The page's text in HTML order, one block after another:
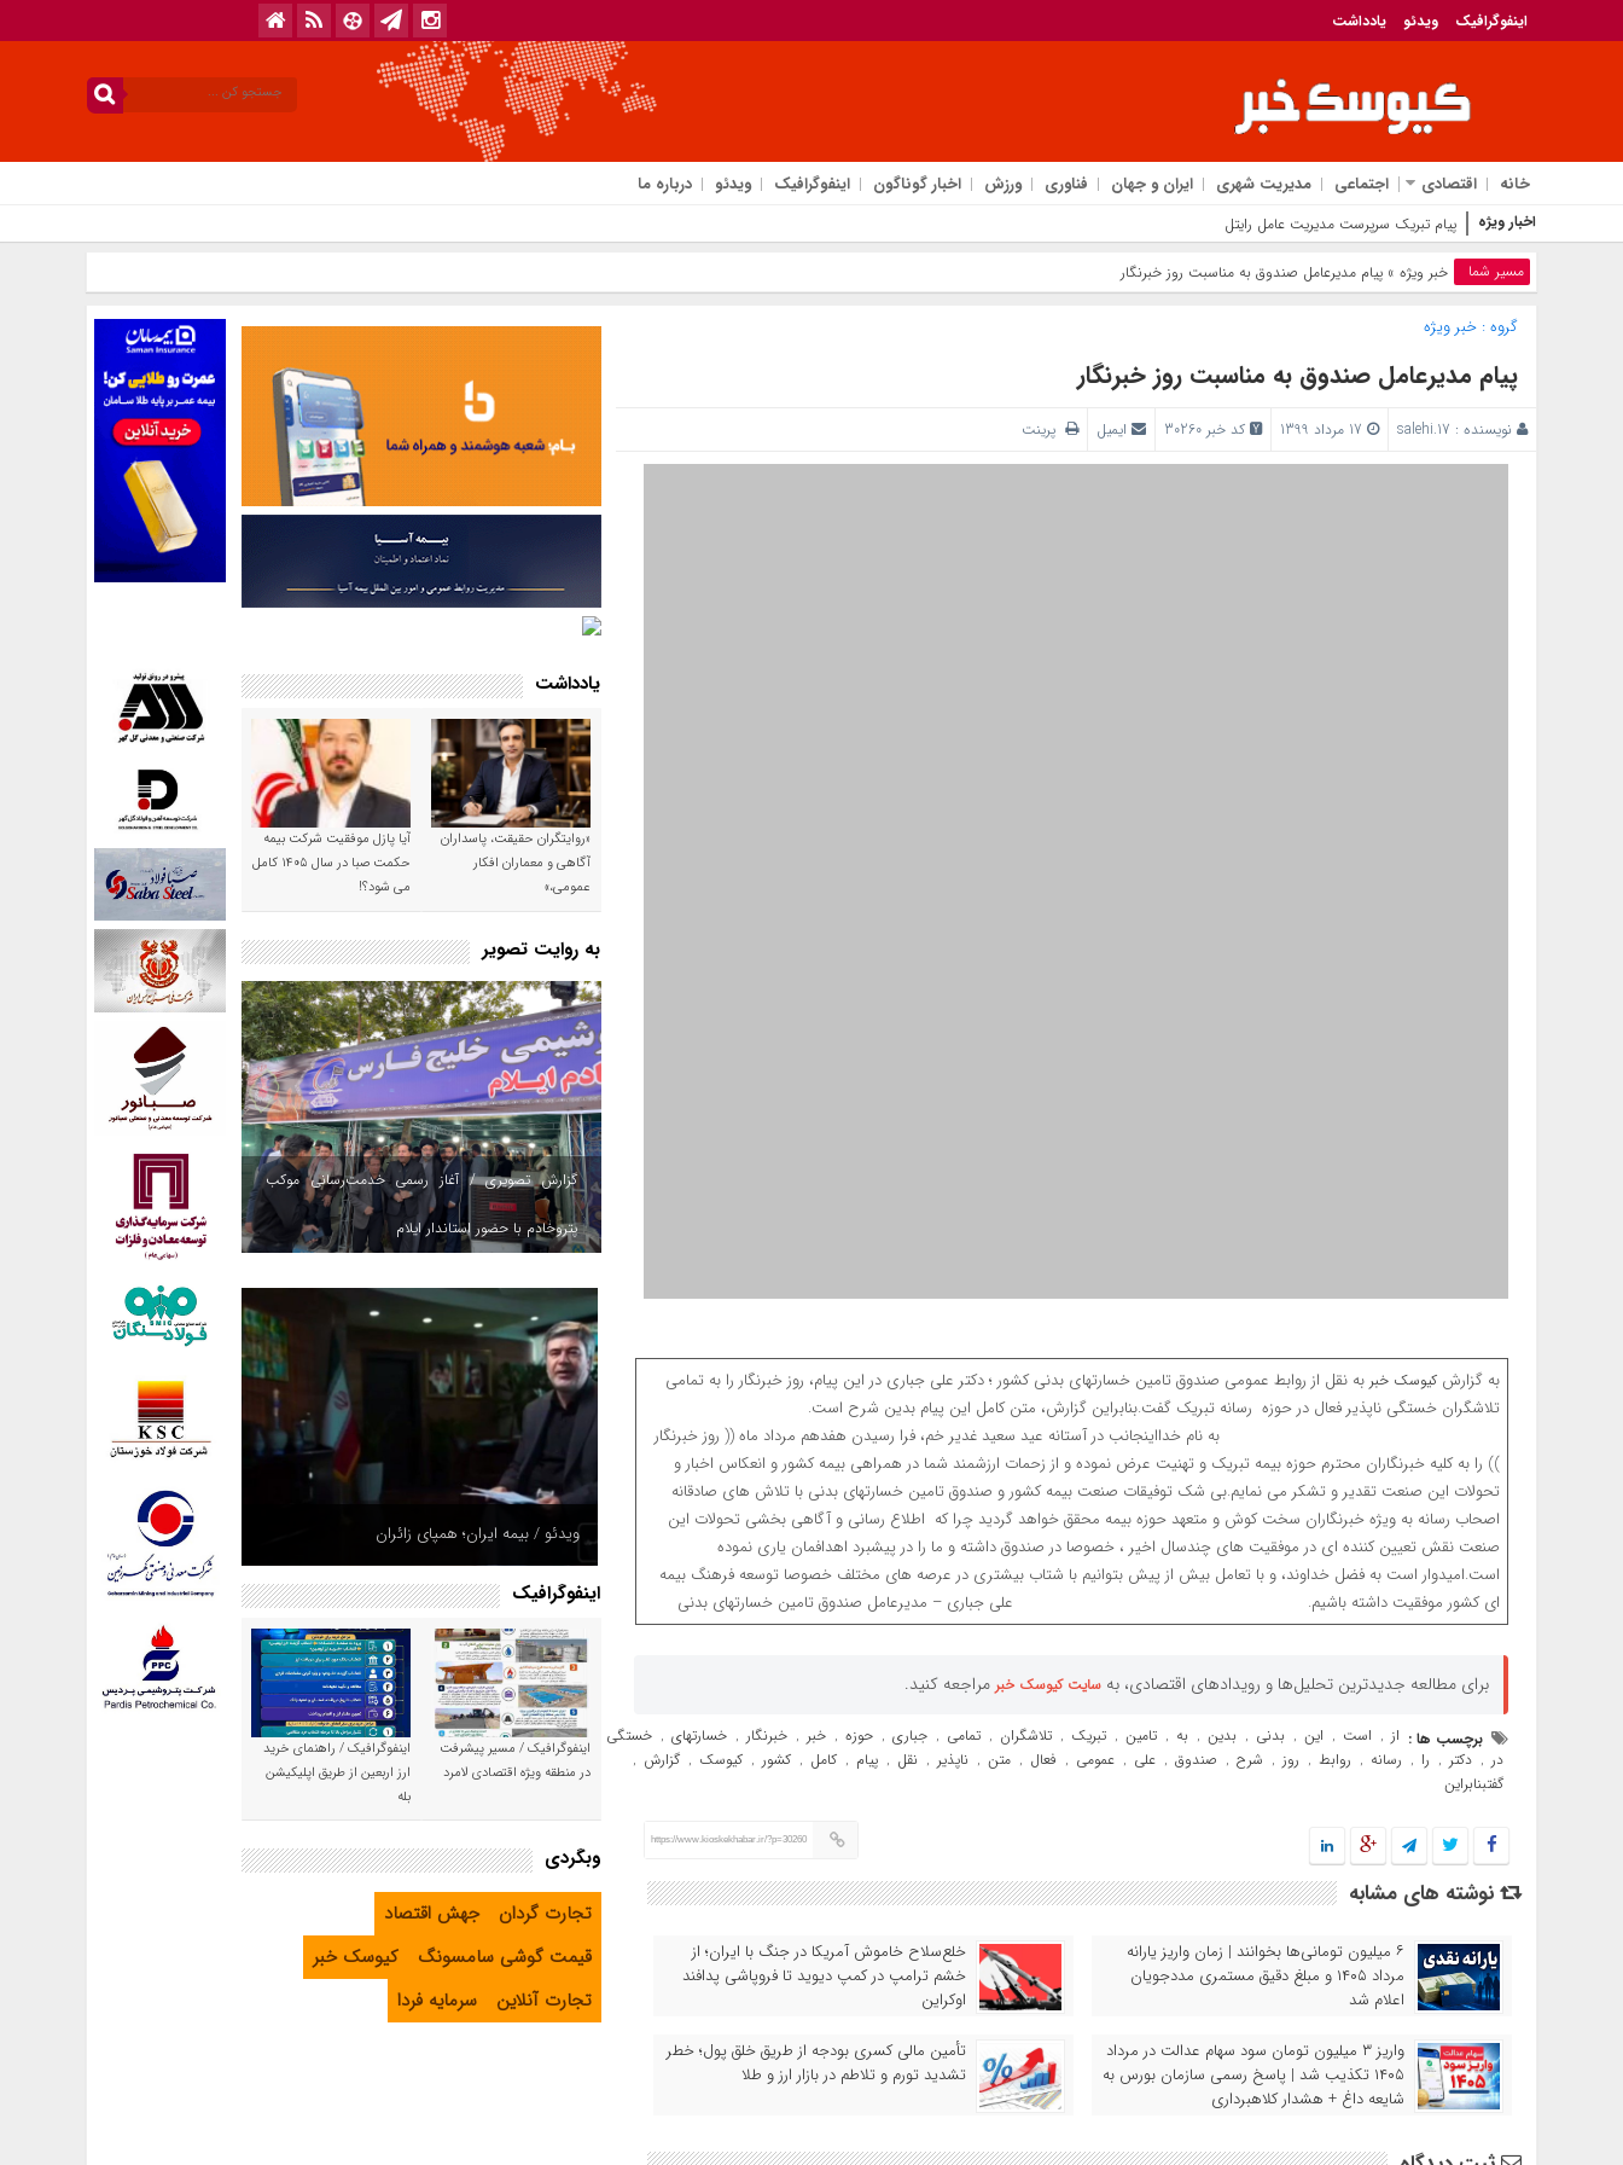
اینفوگرافیک ویدئو یادداشت
خانه اقتصادی اجتماعی مدیریت شهری ایران و جهان فناوری ورزش اخبار گوناگون اینفوگرافیک ویدئو درباره ما
اخبار ویژه پیام تبریک سرپرست مدیریت عامل رایتل به مناسبت روز خب
مسیر شما خبر ویژه » پیام مدیرعامل صندوق به مناسبت روز خبرنگار
گروه :خبر ویژه
پیام مدیرعامل صندوق به مناسبت روز خبرنگار
نویسنده : salehi.17 کد خبر 30260 ایمیل پرینت
به گزارشکیوسک خبر به نقل از روابط عمومى صندوق تامین خسارتهاى بدنى کشور ؛ دکتر على جبارى در این پیام، روز خبرنگار را به تمامى
تلاشگران خستگى ناپذیر فعال در حوزه رسانه تبریک گفت.بنابراین گزارش، متن کامل این پیام بدین شرح است.
به نام خدااینجانب در آستانه عید سعید غدیر خم، فرا رسیدن هفدهم مرداد ماه (( روز خبرنگار
)) را به کلیه خبرنگاران محترم حوزه بیمه تبریک و تهنیت عرض نموده و از زحمات ارزشمند شما در همراهی بیمه کشور و انعکاس اخبار و
تحولات این صنعت تقدیر و تشکر می نمایم.بی شک توفیقات صنعت بیمه کشور و صندوق تامین خسارتهای بدنی با تلاش هاى صادقانه
اصحاب رسانه به ویژه خبرنگاران سخت کوش و متعهد حوزه بیمه محقق خواهد گردید چرا که اطلاع رسانى و آگاهى بخشى تحولات این
صنعت نقش تعیین کننده اى در موفقیت هاى چندسال اخیر ، خصوصا در صندوق داشته و ما را در پیشبرد اهدافمان یارى نموده
است.امیدوار است به فضل خداوند، و با تعامل بیش از پیش بتوانیم با شتاب بیشترى در عرصه های مختلف خصوصا توسعه فرهنگ بیمه
ای کشور موفقیت داشته باشیم. علی جباری – مدیرعامل صندوق تامین خسارتهای بدنی
برای مطالعه جدیدترین تحلیل‌ها و رویدادهای اقتصادی، به سایت کیوسک خبر مراجعه کنید.
برچسب ها : از , است , این , بدنى , بدین , به , تامین , تبریک , تلاشگران , تمامى , جبارى , حوزه , خبر , خبرنگار , خسارتهاى , خستگى
در , دکتر , را , رسانه , روابط , روز , شرح , صندوق , على , عمومى , فعال , متن , ناپذیر , نقل , پیام , کامل , کشور , کیوسک , گزارش ,
گفتبنابراین
https://www.kioskekhabar.ir/?p=30260
نوشته های مشابه
۶ میلیون تومانی‌ها بخوانند | زمان واریز یارانه
مرداد ۱۴۰۵ و مبلغ دقیق مستمری مددجویان
اعلام شد
خلع‌سلاح خاموش آمریکا در جنگ با ایران؛ از
خشم ترامپ در کمپ دیوید تا فروپاشی پدافند
اوکراین
واریز ۳ میلیون تومان سود سهام عدالت در مرداد
۱۴۰۵ تکذیب شد | پاسخ رسمی سازمان بورس به
شایعه داغ + هشدار کلاهبرداری
تأمین مالی کسری بودجه از طریق خلق پول؛ خطر
تشدید تورم و تلاطم در بازار ارز و طلا
یادداشت
«روایتگران حقیقت، پاسداران
آگاهی و معماران افکار
عمومی،»
آیا پازل موفقیت شرکت بیمه
حکمت صبا در سال ۱۴۰۵ کامل
می شود؟!
به روایت تصویر
گزارش تصویری / آغاز رسمی خدمت‌رسانی موکب
پتروخادم با حضور استاندار ایلام
ویدئو / بیمه ایران؛ همپای زائران
اینفوگرافیک
اینفوگرافیک / مسیر پیشرفت
در منطقه ویژه اقتصادی لامرد
اینفوگرافیک / راهنمای خرید
ارز اربعین از طریق اپلیکیشن
بله
وبگردی
تجارت گردان
جهش اقتصاد
قیمت گوشی سامسونگ
کیوسک خبر
تجارت آنلاین
سرمایه فردا